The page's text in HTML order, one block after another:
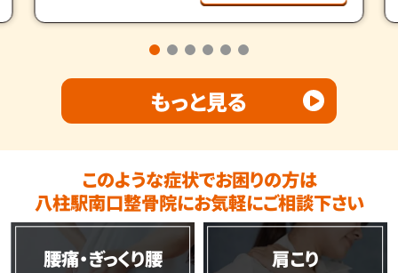
もっと見る
このような症状でお困りの方は
八柱駅南口整骨院にお気軽にご相談下さい
腰痛・ぎっくり腰 肩こり